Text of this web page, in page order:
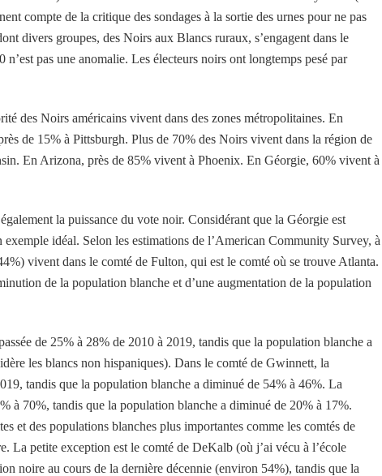
compte de la critique des sondages à la sortie des urnes pour ne pas
divers groupes, des Noirs aux Blancs ruraux, s’engagent dans le
pas une anomalie. Les électeurs noirs ont longtemps pesé par
des Noirs américains vivent dans des zones métropolitaines. En
de 15% à Pittsburgh. Plus de 70% des Noirs vivent dans la région de
En Arizona, près de 85% vivent à Phoenix. En Géorgie, 60% vivent à
la puissance du vote noir. Considérant que la Géorgie est
idéal. Selon les estimations de l’American Community Survey, à
vivent dans le comté de Fulton, qui est le comté où se trouve Atlanta.
de la population blanche et d’une augmentation de la population
de 25% à 28% de 2010 à 2019, tandis que la population blanche a
les blancs non hispaniques). Dans le comté de Gwinnett, la
tandis que la population blanche a diminué de 54% à 46%. La
à 70%, tandis que la population blanche a diminué de 20% à 17%.
et des populations blanches plus importantes comme les comtés de
La petite exception est le comté de DeKalb (où j’ai vécu à l’école
noire au cours de la dernière décennie (environ 54%), tandis que la